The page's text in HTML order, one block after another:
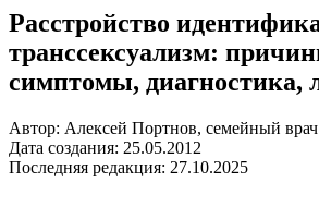
Расстройство
транссексуализм:
симптомы, диагностика,
Автор: Алексей Портнов, семейный врач
Дата создания: 25.05.2012
Последняя редакция: 27.10.2025